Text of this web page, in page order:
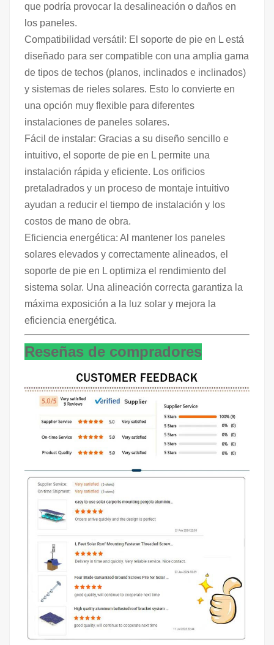
que podría provocar la desalineación o daños en
los paneles.
Compatibilidad versátil: El soporte de pie en L está
diseñado para ser compatible con una amplia gama
de tipos de techos (planos, inclinados e inclinados)
y sistemas de rieles solares. Esto lo convierte en
una opción muy flexible para diferentes
instalaciones de paneles solares.
Fácil de instalar: Gracias a su diseño sencillo e
intuitivo, el soporte de pie en L permite una
instalación rápida y eficiente. Los orificios
pretaladrados y un proceso de montaje intuitivo
ayudan a reducir el tiempo de instalación y los
costos de mano de obra.
Eficiencia energética: Al mantener los paneles
solares elevados y correctamente alineados, el
soporte de pie en L optimiza el rendimiento del
sistema solar. Una alineación correcta garantiza la
máxima exposición a la luz solar y mejora la
eficiencia energética.
Reseñas de compradores